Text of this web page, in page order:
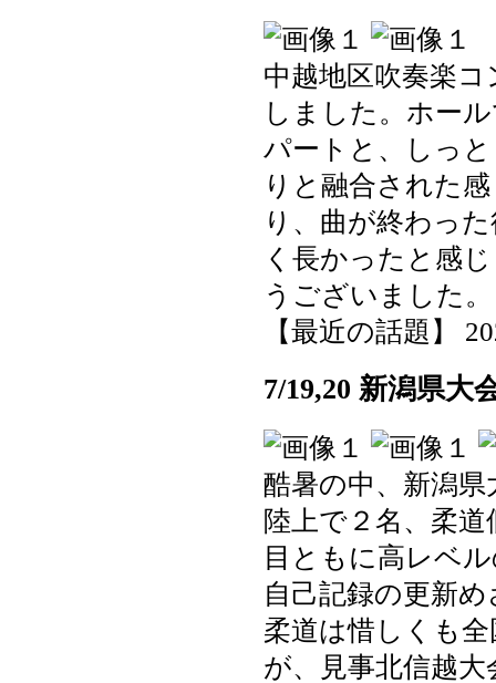
中越地区吹奏楽
しました。ホー
パートと、しっ
りと融合された
り、曲が終わっ
く長かったと感
うございました。
【最近の話題】
7/19,20 新潟県大
酷暑の中、新潟
陸上で２名、柔
目ともに高レベ
自己記録の更新
柔道は惜しくも
が、見事北信越